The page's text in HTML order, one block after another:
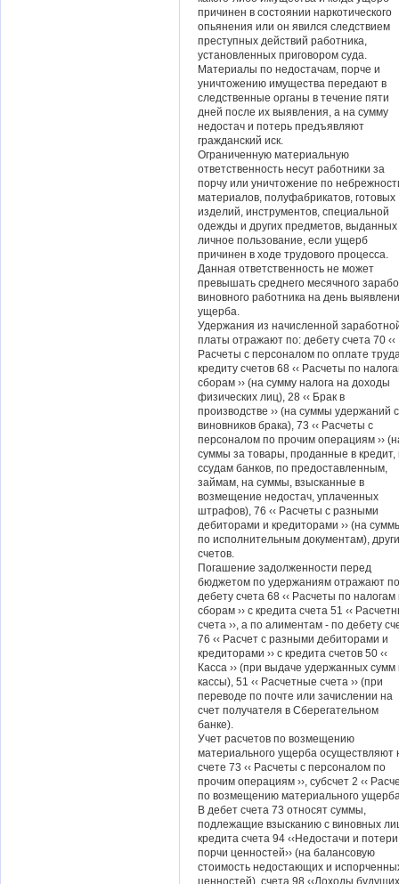
причинен в состоянии наркотического
опьянения или он явился следствием
преступных действий работника,
установленных приговором суда.
Материалы по недостачам, порче и
уничтожению имущества передают в
следственные органы в течение пяти
дней после их выявления, а на сумму
недостач и потерь предъявляют
гражданский иск.
Ограниченную материальную
ответственность несут работники за
порчу или уничтожение по
материалов, полуфабрикатов, готовых
изделий, инструментов, специальной
одежды и других предметов, выданных
личное пользование, если ущерб
причинен в ходе трудового процесса.
Данная ответственность не может
превышать среднего месячного
виновного работника на день
ущерба.
Удержания из начисленной
платы отражают по: дебету счета 70 ‹‹
Расчеты с персоналом по оплате труда
кредиту счетов 68 ‹‹ Расчеты по
сборам ›› (на сумму налога на доходы
физических лиц), 28 ‹‹ Брак в
производстве ›› (на суммы удержаний с
виновников брака), 73 ‹‹ Расчеты с
персоналом по прочим операциям ››
суммы за товары, проданные в кредит,
ссудам банков, по предоставленным,
займам, на суммы, взысканные в
возмещение недостач, уплаченных
штрафов), 76 ‹‹ Расчеты с разными
дебиторами и кредиторами ›› (на
по исполнительным документам),
счетов.
Погашение задолженности перед
бюджетом по удержаниям отражают по
дебету счета 68 ‹‹ Расчеты по налогам
сборам ›› с кредита счета 51 ‹‹
счета ››, а по алиментам - по дебету
76 ‹‹ Расчет с разными дебиторами и
кредиторами ›› с кредита счетов 50 ‹‹
Касса ›› (при выдаче удержанных сумм
кассы), 51 ‹‹ Расчетные счета ›› (при
переводе по почте или зачислении на
счет получателя в Сберегательном
банке).
Учет расчетов по возмещению
материального ущерба осуществляют
счете 73 ‹‹ Расчеты с персоналом по
прочим операциям ››, субсчет 2 ‹‹
по возмещению материального ущерба
В дебет счета 73 относят суммы,
подлежащие взысканию с виновных
кредита счета 94 ‹‹Недостачи и
порчи ценностей›› (на балансовую
стоимость недостающих и
ценностей), счета 98 ‹‹Доходы будущих